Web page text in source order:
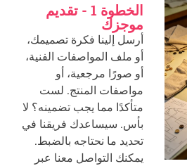
الخطوة 1 - تقديم
موجزك
أرسل إلينا فكرة تصميمك،
أو ملف المواصفات الفنية،
أو صورًا مرجعية، أو
مواصفات المنتج. لست
متأكدًا مما يجب تضمينه؟ لا
بأس. سيساعدك فريقنا في
تحديد ما نحتاجه بالضبط.
يمكنك التواصل معنا عبر